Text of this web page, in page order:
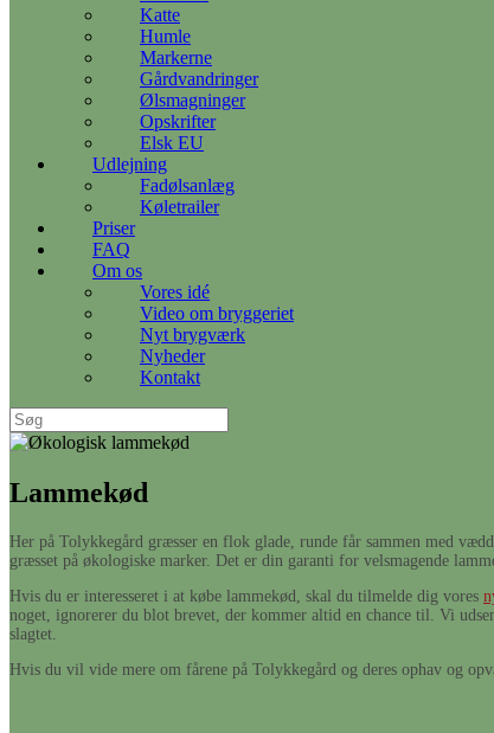
Katte
Humle
Markerne
Gårdvandringer
Ølsmagninger
Opskrifter
Elsk EU
Udlejning
Fadølsanlæg
Køletrailer
Priser
FAQ
Om os
Vores idé
Video om bryggeriet
Nyt brygværk
Nyheder
Kontakt
Søg
efter:
Lammekød
Her på Tolykkegård græsser en flok glade, runde får sammen med
græsset på økologiske marker. Det er din garanti for velsmagende
Hvis du er interesseret i at købe lammekød, skal du tilmelde dig vores
noget, ignorerer du blot brevet, der kommer altid en chance til. Vi
slagtet.
Hvis du vil vide mere om fårene på Tolykkegård og deres ophav og